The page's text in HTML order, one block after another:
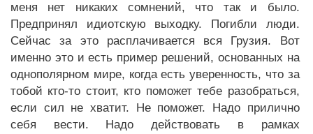
меня нет никаких сомнений, что так и было.
Предпринял идиотскую выходку. Погибли люди.
Сейчас за это расплачивается вся Грузия. Вот
именно это и есть пример решений, основанных на
однополярном мире, когда есть уверенность, что за
тобой кто-то стоит, кто поможет тебе разобраться,
если сил не хватит. Не поможет. Надо прилично
себя вести. Надо действовать в рамках